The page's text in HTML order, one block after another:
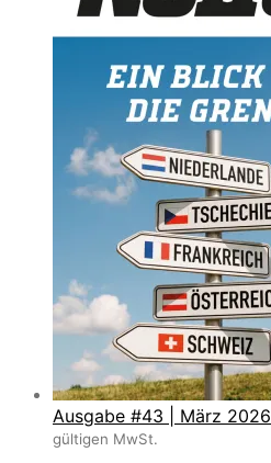
Ausgabe #43 | März 2026
gültigen MwSt.